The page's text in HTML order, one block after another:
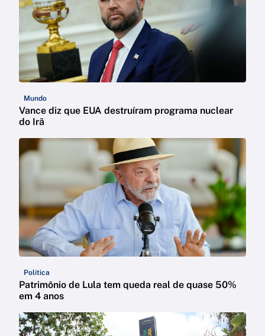
Mundo
Vance diz que EUA destruíram programa nuclear
do Irã
Política
Patrimônio de Lula tem queda real de quase 50%
em 4 anos